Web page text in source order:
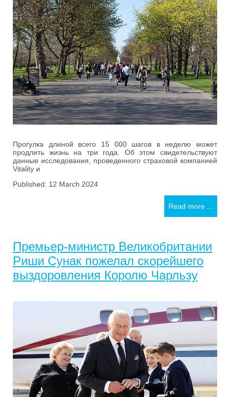
Прогулка длиной всего 15 000 шагов в неделю может
продлить жизнь на три года. Об этом свидетельствуют
данные исследования, проведенного страховой компанией
Vitality и
Published: 12 March 2024
Read more ...
Премьер-министр Великобритании
Риши Сунак пожелал скорейшего
выздоровления Королю Чарльзу